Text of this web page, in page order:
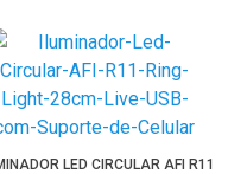
LED CIRCULAR AFI R11